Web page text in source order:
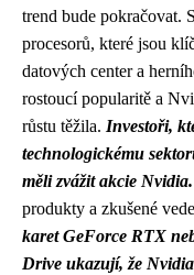
trend bude pokračovat.
procesorů, které jsou
datových center a
rostoucí popularitě a
růstu těžila. Investoři,
technologickému
měli zvážit akcie Nvidia.
produkty a zkušené
karet GeForce RTX
Drive ukazují, že